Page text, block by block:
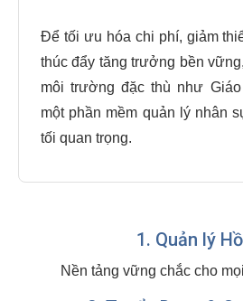
Để tối ưu hóa chi phí, giảm
thúc đẩy tăng trưởng bền
môi trường đặc thù như
một phần mềm quản lý nhân
tối quan trọng.
1. Quản lý
Nền tảng vững chắc cho